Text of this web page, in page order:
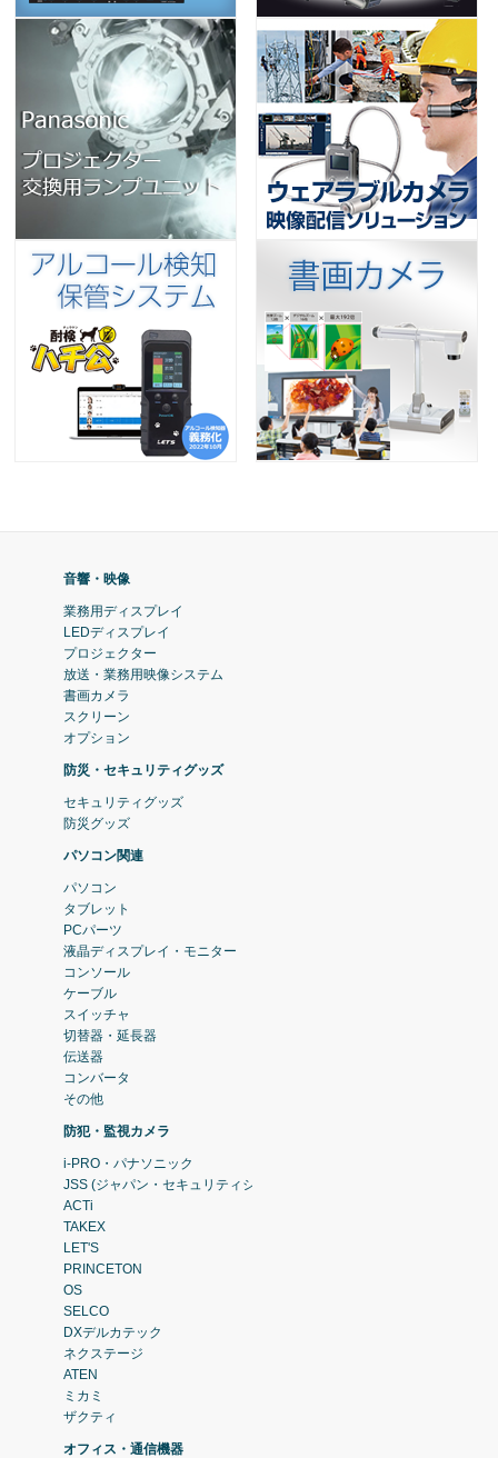
音響・映像
業務用ディスプレイ
LEDディスプレイ
プロジェクター
放送・業務用映像システム
書画カメラ
スクリーン
オプション
防災・セキュリティグッズ
セキュリティグッズ
防災グッズ
パソコン関連
パソコン
タブレット
PCパーツ
液晶ディスプレイ・モニター
コンソール
ケーブル
スイッチャ
切替器・延長器
伝送器
コンバータ
その他
防犯・監視カメラ
i-PRO・パナソニック
JSS (ジャパン・セキュリティシステム)
ACTi
TAKEX
LET'S
PRINCETON
OS
SELCO
DXデルカテック
ネクステージ
ATEN
ミカミ
ザクティ
オフィス・通信機器